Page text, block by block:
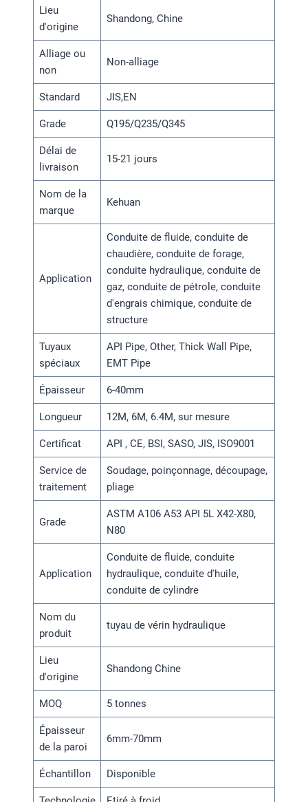
Lieu
d'origine
Shandong, Chine
Alliage ou
non
Non-alliage
Standard JIS,EN
Grade Q195/Q235/Q345
Délai de
livraison
15-21 jours
Nom de la
marque
Kehuan
Application
Conduite de fluide, conduite de
chaudière, conduite de forage,
conduite hydraulique, conduite de
gaz, conduite de pétrole, conduite
d'engrais chimique, conduite de
structure
Tuyaux
spéciaux
API Pipe, Other, Thick Wall Pipe,
EMT Pipe
Épaisseur 6-40mm
Longueur 12M, 6M, 6.4M, sur mesure
Certificat API , CE, BSI, SASO, JIS, ISO9001
Service de
traitement
Soudage, poinçonnage, découpage,
pliage
Grade
ASTM A106 A53 API 5L X42-X80,
N80
Application
Conduite de fluide, conduite
hydraulique, conduite d'huile,
conduite de cylindre
Nom du
produit
tuyau de vérin hydraulique
Lieu
d'origine
Shandong Chine
MOQ 5 tonnes
Épaisseur
de la paroi
6mm-70mm
Échantillon Disponible